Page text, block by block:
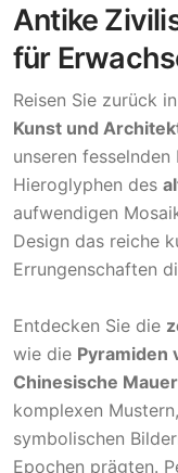
Antike
für
Reisen Sie zurück
Kunst und
unseren
Hieroglyphen des
aufwendigen
Design das reiche
Errungenschaften
Entdecken Sie die
wie die Pyramiden
Chinesische Mauer
komplexen
symbolischen
Epochen prägten.